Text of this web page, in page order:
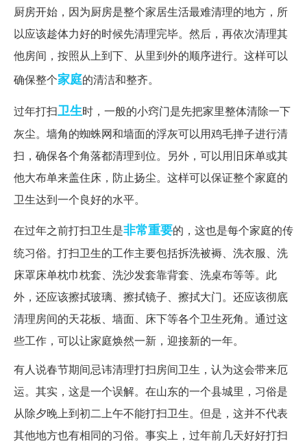
厨房开始，因为厨房是整个家居生活最难清理的地方，所
以应该趁体力好的时候先清理完毕。然后，再依次清理其
他房间，按照从上到下、从里到外的顺序进行。这样可以
确保整个家庭的清洁和整齐。
过年打扫卫生时，一般的小窍门是先把家里整体清除一下
灰尘。墙角的蜘蛛网和墙面的浮灰可以用鸡毛掸子进行清
扫，确保各个角落都清理到位。另外，可以用旧床单或其
他大布单来盖住床，防止扬尘。这样可以保证整个家庭的
卫生达到一个良好的水平。
在过年之前打扫卫生是非常重要的，这也是每个家庭的传
统习俗。打扫卫生的工作主要包括拆洗被褥、洗衣服、洗
床罩床单枕巾枕套、洗沙发套靠背套、洗桌布等等。此
外，还应该擦拭玻璃、擦拭镜子、擦拭大门。还应该彻底
清理房间的天花板、墙面、床下等各个卫生死角。通过这
些工作，可以让家庭焕然一新，迎接新的一年。
有人说春节期间忌讳清理打扫房间卫生，认为这会带来厄
运。其实，这是一个误解。在山东的一个县城里，习俗是
从除夕晚上到初二上午不能打扫卫生。但是，这并不代表
其他地方也有相同的习俗。事实上，过年前几天好好打扫